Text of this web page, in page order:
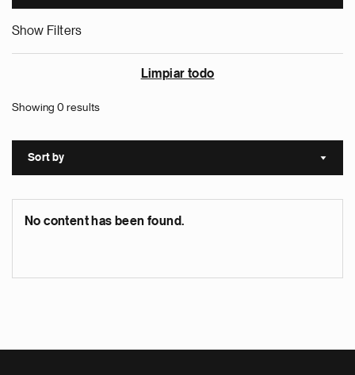
Show Filters
Limpiar todo
Showing 0 results
Sort by Sort
No content has been found.